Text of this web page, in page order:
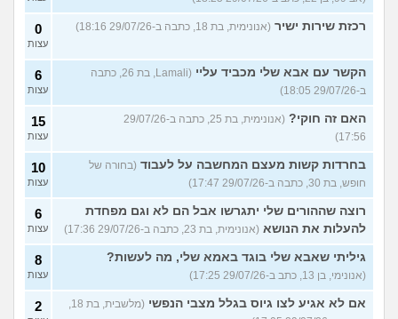
רכזת שירות ישיר (אנונימית, בת 18, כתבה ב-29/07/26 18:16) 0
עצות
הקשר עם אבא שלי מכביד עליי
(Lamali, בת 26, כתבה
ב-29/07/26 18:05)
6
עצות
האם זה חוקי?
(אנונימית, בת 25, כתבה ב-29/07/26
17:56)
15
עצות
בחרדות קשות מעצם המחשבה על לעבוד (בחורה של
חופש, בת 30, כתבה ב-29/07/26 17:47)
10
עצות
רוצה שההורים שלי יתגרשו אבל הם לא וגם מפחדת
להעלות את הנושא (אנונימית, בת 23, כתבה ב-29/07/26 17:36)
6
עצות
גיליתי שאבא שלי בוגד באמא שלי, מה לעשות?
(אנונימי, בן 13, כתב ב-29/07/26 17:25)
8
עצות
אם לא אגיע לצו גיוס בגלל מצבי הנפשי
(מלשבית, בת 18,
2